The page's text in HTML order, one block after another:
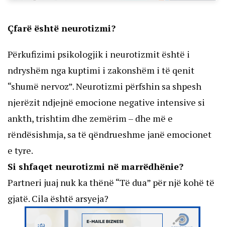
Çfarë është neurotizmi?
Përkufizimi psikologjik i neurotizmit është i
ndryshëm nga kuptimi i zakonshëm i të qenit
“shumë nervoz”. Neurotizmi përfshin sa shpesh
njerëzit ndjejnë emocione negative intensive si
ankth, trishtim dhe zemërim – dhe më e
rëndësishmja, sa të qëndrueshme janë emocionet
e tyre.
Si shfaqet neurotizmi në marrëdhënie?
Partneri juaj nuk ka thënë “Të dua” për një kohë të
gjatë. Cila është arsyeja?